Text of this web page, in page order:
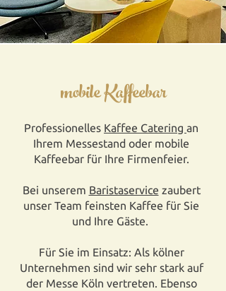
mobile Kaffeebar
Professionelles Kaffee Catering an
Ihrem Messestand oder mobile
Kaffeebar für Ihre Firmenfeier.
Bei unserem Baristaservice zaubert
unser Team feinsten Kaffee für Sie
und Ihre Gäste.
Für Sie im Einsatz: Als kölner
Unternehmen sind wir sehr stark auf
der Messe Köln vertreten. Ebenso